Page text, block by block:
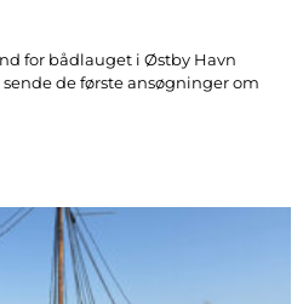
for bådlauget i Østby Havn
de første ansøgninger om